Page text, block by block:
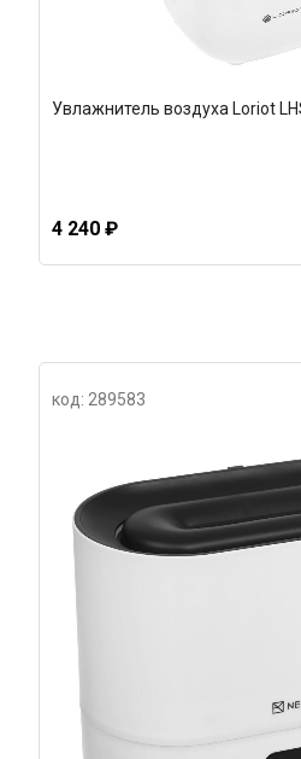
Увлажнитель воздуха Loriot
4 240 ₽
код: 289583